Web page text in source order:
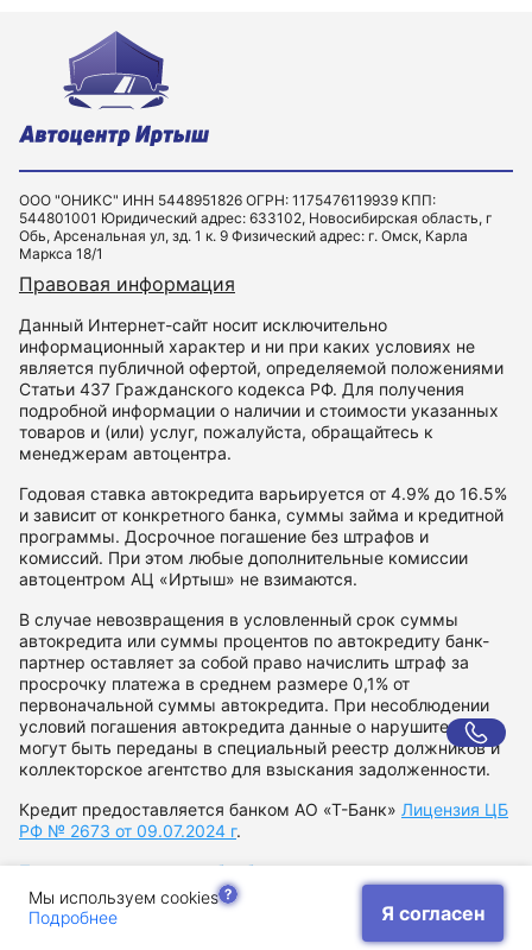
ООО "ОНИКС" ИНН 5448951826 ОГРН: 1175476119939 КПП:
544801001 Юридический адрес: 633102, Новосибирская область, г
Обь, Арсенальная ул, зд. 1 к. 9 Физический адрес: г. Омск, Карла
Маркса 18/1
Правовая информация
Данный Интернет-сайт носит исключительно
информационный характер и ни при каких условиях не
является публичной офертой, определяемой положениями
Статьи 437 Гражданского кодекса РФ. Для получения
подробной информации о наличии и стоимости указанных
товаров и (или) услуг, пожалуйста, обращайтесь к
менеджерам автоцентра.
Годовая ставка автокредита варьируется от 4.9% до 16.5%
и зависит от конкретного банка, суммы займа и кредитной
программы. Досрочное погашение без штрафов и
комиссий. При этом любые дополнительные комиссии
автоцентром АЦ «Иртыш» не взимаются.
В случае невозвращения в условленный срок суммы
автокредита или суммы процентов по автокредиту банк-
партнер оставляет за собой право начислить штраф за
просрочку платежа в среднем размере 0,1% от
первоначальной суммы автокредита. При несоблюдении
условий погашения автокредита данные о нарушителе
могут быть переданы в специальный реестр должников и
коллекторское агентство для взыскания задолженности.
Кредит предоставляется банком АО «Т-Банк» Лицензия ЦБ
РФ № 2673 от 09.07.2024 г.
Политика в отношении обработки персональных данных
Согласие на рекламную рассылку
Мы используем cookies
Подробнее
Я согласен